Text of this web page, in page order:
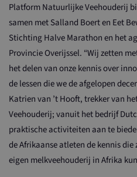
Platform Natuurlijke Veehouderij
samen met Salland Boert en Eet
Stichting Halve Marathon en het
Provincie Overijssel. “Wij zetten
het delen van onze kennis over
de lessen die we de afgelopen
Katrien van ’t Hooft, trekker van
Veehouderij; vanuit het bedrijf
praktische activiteiten aan te
de Afrikaanse atleten de kennis
eigen melkveehouderij in Afrika